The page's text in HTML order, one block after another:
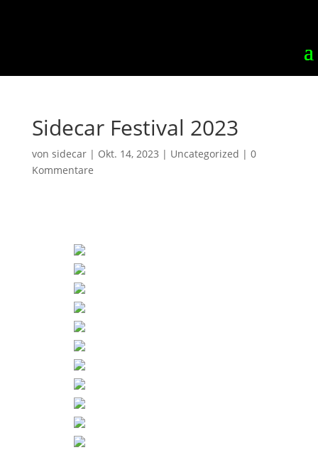
Sidecar Festival 2023
von sidecar| Okt. 14, 2023 | Uncategorized | 0
Kommentare